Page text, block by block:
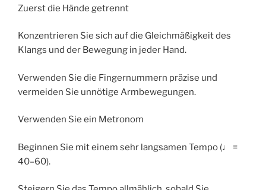
Zuerst die Hände getrennt
Konzentrieren Sie sich auf die Gleichmäßigkeit des
Klangs und der Bewegung in jeder Hand.
Verwenden Sie die Fingernummern präzise und
vermeiden Sie unnötige Armbewegungen.
Verwenden Sie ein Metronom
Beginnen Sie mit einem sehr langsamen Tempo (♩ =
40–60).